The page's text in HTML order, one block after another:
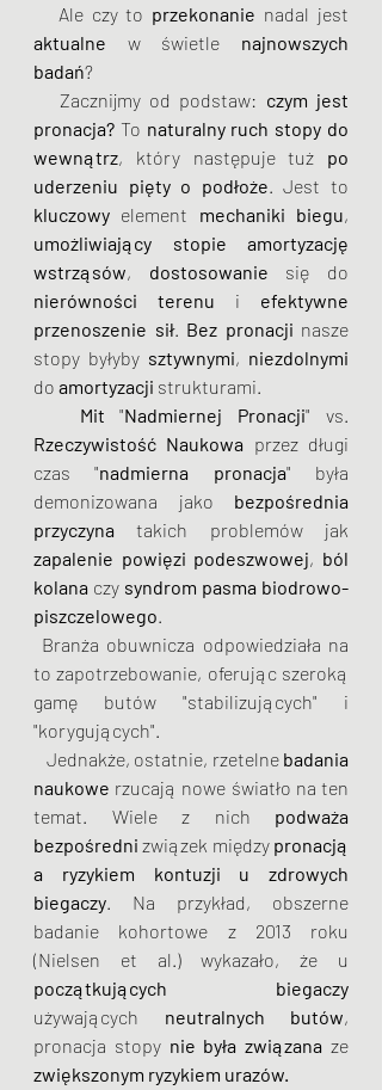
   Ale czy to
przekonanie
aktualne w świetle najnowszych
badań?
   Zacznijmy od podstaw:
czym jest
pronacja? To naturalny ruch stopy do
wewnątrz, który następuje tuż po
uderzeniu pięty o podłoże
kluczowy element mechaniki biegu
umożliwiający
stopie
amortyzację
wstrząsów, dostosowanie
nierówności terenu i efektywne
przenoszenie sił. Bez pronacji nasze
stopy byłyby sztywnymi, niezdolnymi
do amortyzacji strukturami.
Mit "Nadmiernej Pronacji
Rzeczywistość Naukowa przez długi
czas "nadmierna pronacja" była
demonizowana jako bezpośrednia
przyczyna
zapalenie powięzi podeszwowej, ból
kolana czy syndrom pasma biodrowo-
piszczelowego.
to zapotrzebowanie, oferując szeroką
gamę butów "stabilizujących" i
"korygujących".
   Jednakże, ostatnie, rzetelne
badania
naukowe rzucają nowe światło na ten
temat. Wiele z nich podważa
bezpośredni związek między pronacją
a ryzykiem kontuzji u zdrowych
biegaczy. Na przykład, obszerne
badanie kohortowe z 2013 roku
początkujących
biegaczy
używających neutralnych butów,
pronacja stopy nie była związana
zwiększonym ryzykiem urazów.